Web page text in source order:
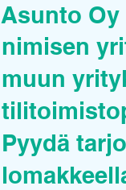
nimisen
muun
Pyydä
Asunto